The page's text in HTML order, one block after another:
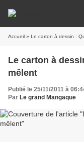
Accueil » Le carton à dessin :
Le carton à
mêlent
Publié le 25/11/2011 à
Par Le grand Mangaque